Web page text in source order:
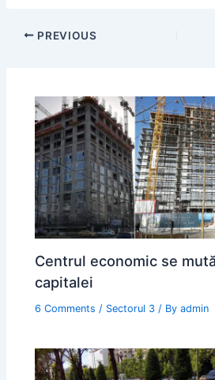
PREVIOUS
Centrul economic se
capitalei
6 Comments / Sectorul 3 / Byadmin